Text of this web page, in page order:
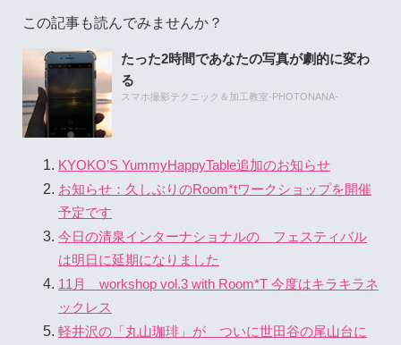
この記事も読んでみませんか？
たった2時間であなたの写真が劇的に変わ
る
スマホ撮影テクニック＆加工教室-PHOTONANA-
KYOKO’S YummyHappyTable追加のお知らせ
お知らせ：久しぶりのRoom*tワークショップを開催
予定です
今日の清泉インターナショナルの フェスティバル
は明日に延期になりました
11月 workshop vol.3 with Room*T 今度はキラキラネ
ックレス
軽井沢の「丸山珈琲」が ついに世田谷の尾山台に